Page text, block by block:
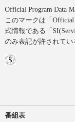
Official Program Data
このマークは「
式情報である「
のみ表記が許されてい
番組表